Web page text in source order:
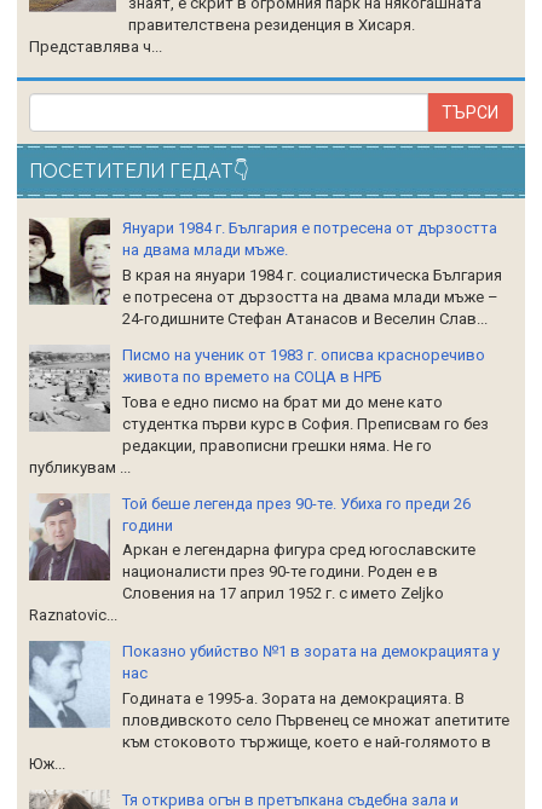
правителствена резиденция в Хисаря.
Представлява ч...
ПОСЕТИТЕЛИ ГЕДАТ👇
Януари 1984 г. България е потресена от дързостта
на двама млади мъже.
В края на януари 1984 г. социалистическа България
е потресена от дързостта на двама млади мъже –
24-годишните Стефан Атанасов и Веселин Слав...
Писмо на ученик от 1983 г. описва красноречиво
живота по времето на СОЦА в НРБ
Това е едно писмо на брат ми до мене като
студентка първи курс в София. Преписвам го без
редакции, правописни грешки няма. Не го
публикувам ...
Той беше легенда през 90-те. Убиха го преди 26
години
Аркан е легендарна фигура сред югославските
националисти през 90-те години. Роден е в
Словения на 17 април 1952 г. с името Zeljko
Raznatoviс...
Показно убийство №1 в зората на демокрацията у
нас
Годината е 1995-а. Зората на демокрацията. В
пловдивското село Първенец се множат апетитите
към стоковото тържище, което е най-голямото в
Юж...
Тя открива огън в претъпкана съдебна зала и